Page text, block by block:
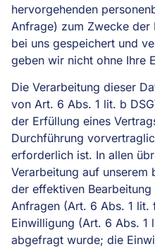
hervorgehenden
Anfrage) zum Zwecke der
bei uns gespeichert und
geben wir nicht ohne Ihre
Die Verarbeitung dieser
von Art. 6 Abs. 1 lit. b
der Erfüllung eines
Durchführung
erforderlich ist. In allen
Verarbeitung auf unserem
der effektiven
Anfragen (Art. 6 Abs. 1 lit.
Einwilligung (Art. 6 Abs. 1
abgefragt wurde; die